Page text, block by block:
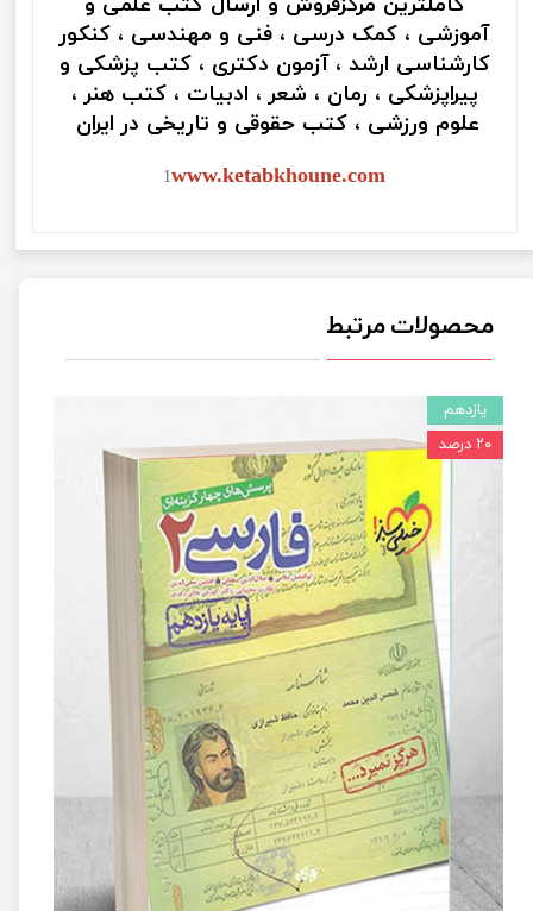
آموزشی ، کمک درسی ، فنی و مهندسی ، کنکور
کارشناسی ارشد ، آزمون دکتری ، کتب پزشکی و
پیراپزشکی ، رمان ، شعر ، ادبیات ، کتب هنر ،
علوم ورزشی ، کتب حقوقی و تاریخی در ایران
1www.ketabkhoune.com
محصولات مرتبط
یازدهم
۲۰ درصد